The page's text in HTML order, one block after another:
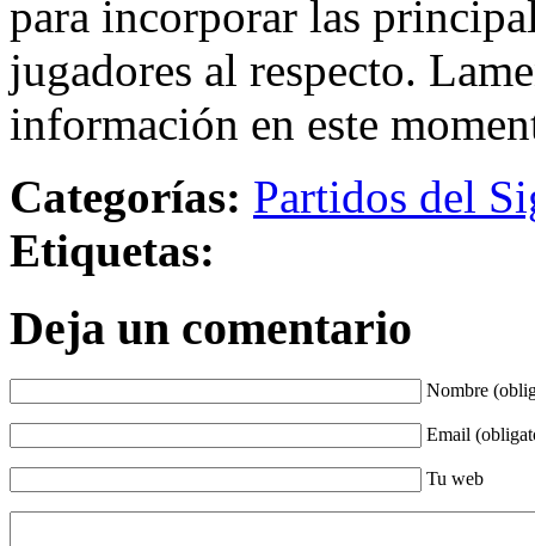
para incorporar las
jugadores al respecto.
información en este
Categorías: Partidos del
Etiquetas:
Deja un comentario
Nombre
Email
Tu web